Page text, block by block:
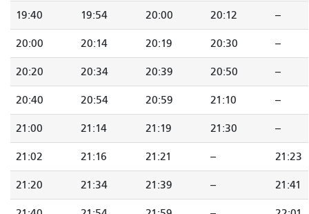
19:40 19:54 20:00 20:12 --
20:00 20:14 20:19 20:30 --
20:20 20:34 20:39 20:50 --
20:40 20:54 20:59 21:10 --
21:00 21:14 21:19 21:30 --
21:02 21:16 21:21 -- 21:23
21:20 21:34 21:39 -- 21:41